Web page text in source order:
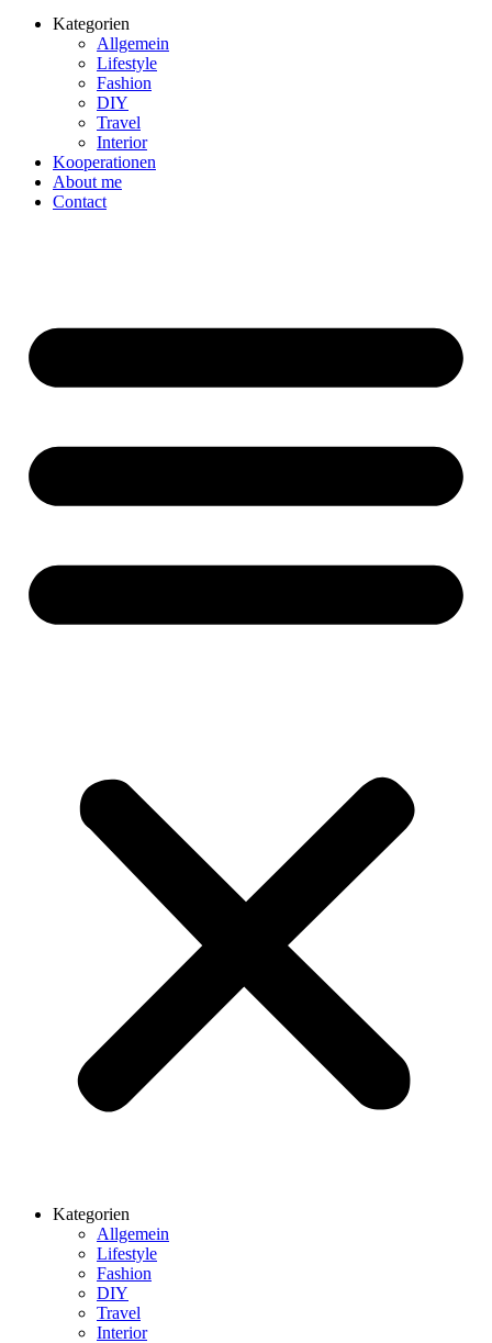
Kategorien
Allgemein
Lifestyle
Fashion
DIY
Travel
Interior
Kooperationen
About me
Contact
Kategorien
Allgemein
Lifestyle
Fashion
DIY
Travel
Interior